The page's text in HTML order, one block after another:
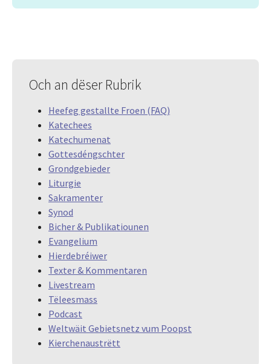
Och an dëser Rubrik
Heefeg gestallte Froen (FAQ)
Katechees
Katechumenat
Gottesdéngschter
Grondgebieder
Liturgie
Sakramenter
Synod
Bicher & Publikatiounen
Evangelium
Hierdebréiwer
Texter & Kommentaren
Livestream
Tëleesmass
Podcast
Weltwäit Gebietsnetz vum Poopst
Kierchenaustrëtt